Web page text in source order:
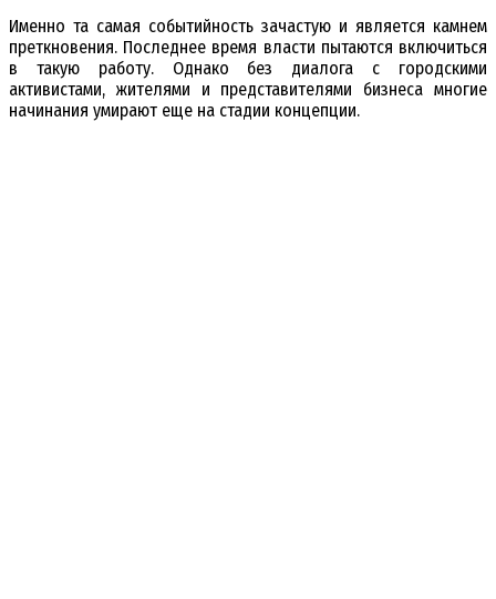
Именно та самая событийность зачастую и является камнем
преткновения. Последнее время власти пытаются включиться
в такую работу. Однако без диалога с городскими
активистами, жителями и представителями бизнеса многие
начинания умирают еще на стадии концепции.